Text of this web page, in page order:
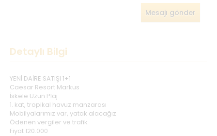
Mesajı gönder
Detaylı Bilgi
YENİ DAİRE SATIŞI 1+1
Caesar Resort Markus
İskele Uzun Plaj
1. kat, tropikal havuz manzarası
Mobilyalarımız var, yatak alacağız
Ödenen vergiler ve trafik
Fiyat 120.000